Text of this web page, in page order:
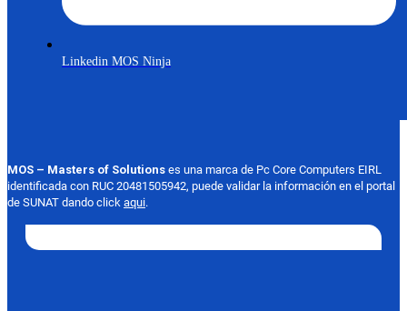
Linkedin MOS Ninja
MOS – Masters of Solutions es una marca de Pc Core Computers EIRL
identificada con RUC 20481505942, puede validar la información en el portal
de SUNAT dando click aqui.